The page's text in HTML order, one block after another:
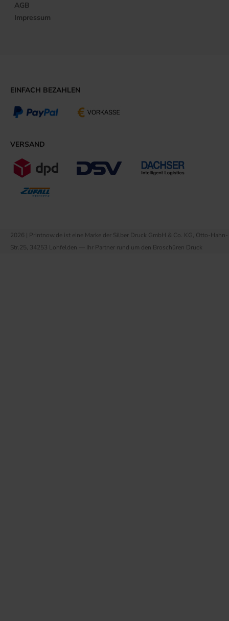
AGB
Impressum
EINFACH BEZAHLEN
VERSAND
2026 | Printnow.de ist eine Marke der Silber Druck GmbH & Co. KG, Otto-Hahn-
Str.25, 34253 Lohfelden — Ihr Partner rund um den Broschüren Druck